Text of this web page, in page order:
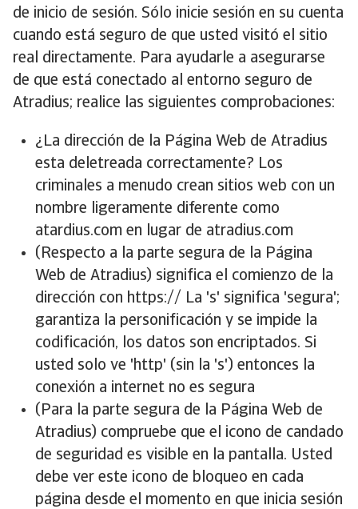
de inicio de sesión. Sólo inicie sesión en su cuenta
cuando está seguro de que usted visitó el sitio
real directamente. Para ayudarle a asegurarse
de que está conectado al entorno seguro de
Atradius; realice las siguientes comprobaciones:
¿La dirección de la Página Web de Atradius
esta deletreada correctamente? Los
criminales a menudo crean sitios web con un
nombre ligeramente diferente como
atardius.com en lugar de atradius.com
(Respecto a la parte segura de la Página
Web de Atradius) significa el comienzo de la
dirección con https:// La 's' significa 'segura';
garantiza la personificación y se impide la
codificación, los datos son encriptados. Si
usted solo ve 'http' (sin la 's') entonces la
conexión a internet no es segura
(Para la parte segura de la Página Web de
Atradius) compruebe que el icono de candado
de seguridad es visible en la pantalla. Usted
debe ver este icono de bloqueo en cada
página desde el momento en que inicia sesión